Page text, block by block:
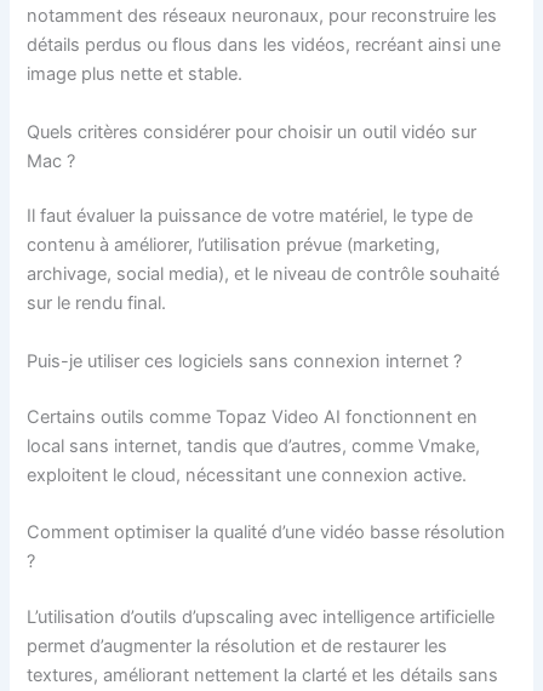
notamment des réseaux neuronaux, pour reconstruire les
détails perdus ou flous dans les vidéos, recréant ainsi une
image plus nette et stable.
Quels critères considérer pour choisir un outil vidéo sur
Mac ?
Il faut évaluer la puissance de votre matériel, le type de
contenu à améliorer, l’utilisation prévue (marketing,
archivage, social media), et le niveau de contrôle souhaité
sur le rendu final.
Puis-je utiliser ces logiciels sans connexion internet ?
Certains outils comme Topaz Video AI fonctionnent en
local sans internet, tandis que d’autres, comme Vmake,
exploitent le cloud, nécessitant une connexion active.
Comment optimiser la qualité d’une vidéo basse résolution
?
L’utilisation d’outils d’upscaling avec intelligence artificielle
permet d’augmenter la résolution et de restaurer les
textures, améliorant nettement la clarté et les détails sans